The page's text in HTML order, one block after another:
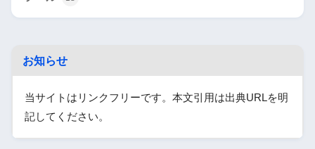
お知らせ
当サイトはリンクフリーです。本文引用は出典URLを明
記してください。